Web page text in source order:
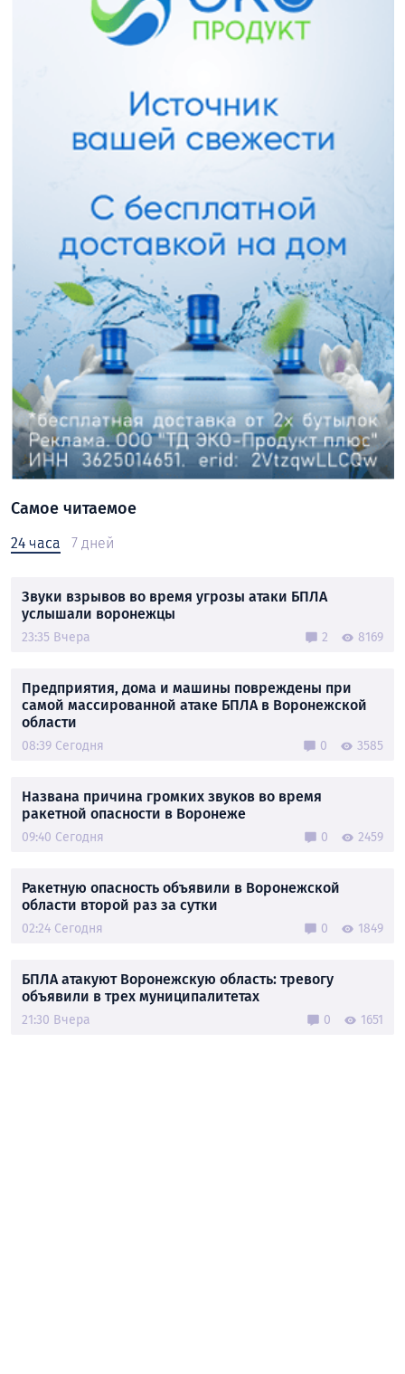
Самое читаемое
24 часа 7 дней
Звуки взрывов во время угрозы атаки БПЛА
услышали воронежцы
23:35 Вчера 2 8169
Предприятия, дома и машины повреждены при
самой массированной атаке БПЛА в Воронежской
области
08:39 Сегодня 0 3585
Названа причина громких звуков во время
ракетной опасности в Воронеже
09:40 Сегодня 0 2459
Ракетную опасность объявили в Воронежской
области второй раз за сутки
02:24 Сегодня 0 1849
БПЛА атакуют Воронежскую область: тревогу
объявили в трех муниципалитетах
21:30 Вчера 0 1651